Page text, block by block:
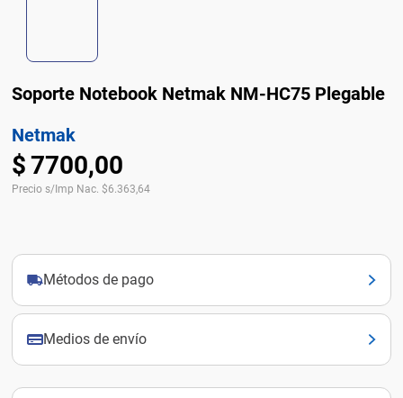
Soporte Notebook Netmak NM-HC75 Plegable
Netmak
$7700,00
Precio s/Imp Nac. $6.363,64
Métodos de pago
Medios de envío